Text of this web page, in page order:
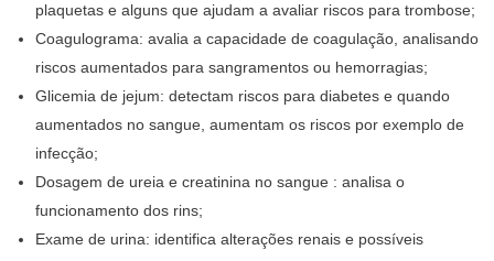
plaquetas e alguns que ajudam a avaliar riscos para trombose;
Coagulograma: avalia a capacidade de coagulação, analisando
riscos aumentados para sangramentos ou hemorragias;
Glicemia de jejum: detectam riscos para diabetes e quando
aumentados no sangue, aumentam os riscos por exemplo de
infecção;
Dosagem de ureia e creatinina no sangue : analisa o
funcionamento dos rins;
Exame de urina: identifica alterações renais e possíveis